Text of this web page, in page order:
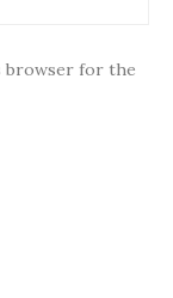
browser for the